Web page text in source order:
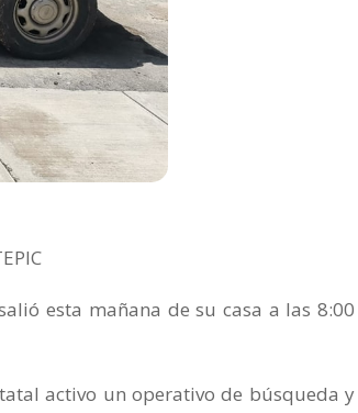
esta mañana de su casa a las 8:00
activo un operativo de búsqueda y